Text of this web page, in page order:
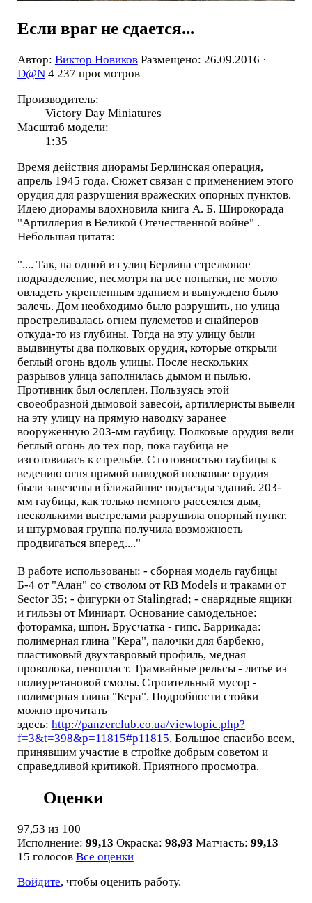
Если враг не сдается...
Автор: Виктор Новиков Размещено: 26.09.2016 ·
D@N 4 237 просмотров
Производитель:
Victory Day Miniatures
Масштаб модели:
1:35
Время действия диорамы Берлинская операция,
апрель 1945 года. Сюжет связан с применением этого
орудия для разрушения вражеских опорных пунктов.
Идею диорамы вдохновила книга А. Б. Широкорада
"Артиллерия в Великой Отечественной войне" .
Небольшая цитата:
".... Так, на одной из улиц Берлина стрелковое
подразделение, несмотря на все попытки, не могло
овладеть укрепленным зданием и вынуждено было
залечь. Дом необходимо было разрушить, но улица
простреливалась огнем пулеметов и снайперов
откуда-то из глубины. Тогда на эту улицу были
выдвинуты два полковых орудия, которые открыли
беглый огонь вдоль улицы. После нескольких
разрывов улица заполнилась дымом и пылью.
Противник был ослеплен. Пользуясь этой
своеобразной дымовой завесой, артиллеристы вывели
на эту улицу на прямую наводку заранее
вооруженную 203-мм гаубицу. Полковые орудия вели
беглый огонь до тех пор, пока гаубица не
изготовилась к стрельбе. С готовностью гаубицы к
ведению огня прямой наводкой полковые орудия
были завезены в ближайшие подъезды зданий. 203-
мм гаубица, как только немного рассеялся дым,
несколькими выстрелами разрушила опорный пункт,
и штурмовая группа получила возможность
продвигаться вперед...."
В работе использованы: - сборная модель гаубицы
Б-4 от "Алан" со стволом от RB Models и траками от
Sector 35; - фигурки от Stalingrad; - снарядные ящики
и гильзы от Миниарт. Основание самодельное:
фоторамка, шпон. Брусчатка - гипс. Баррикада:
полимерная глина "Кера", палочки для барбекю,
пластиковый двухтавровый профиль, медная
проволока, пенопласт. Трамвайные рельсы - литье из
полиуретановой смолы. Строительный мусор -
полимерная глина "Кера". Подробности стойки
можно прочитать
здесь: http://panzerclub.co.ua/viewtopic.php?
f=3&t=398&p=11815#p11815. Большое спасибо всем,
принявшим участие в стройке добрым советом и
справедливой критикой. Приятного просмотра.
Оценки
97,53 из 100
Исполнение: 99,13 Окраска: 98,93 Матчасть: 99,13
15 голосов Все оценки
Войдите, чтобы оценить работу.